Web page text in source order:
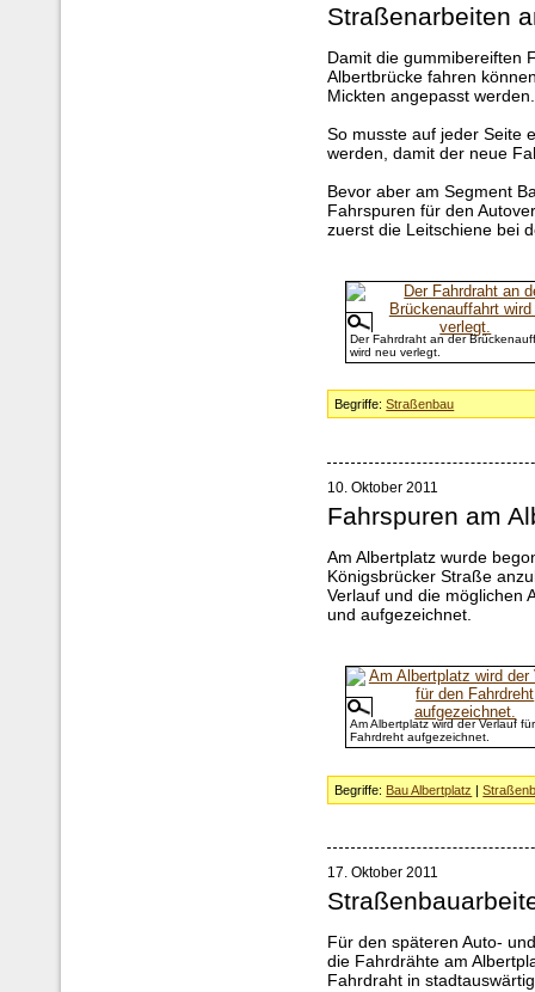
Straßenarbeiten
Damit die gummibereiften
Albertbrücke fahren
Mickten angepasst werden.
So musste auf jeder Seite
werden, damit der neue
Bevor aber am Segment
Fahrspuren für den
zuerst die Leitschiene bei
Der Fahrdraht an der
wird neu verlegt.
Begriffe:Straßenbau
10. Oktober 2011
Fahrspuren am
Am Albertplatz wurde
Königsbrücker Straße
Verlauf und die möglichen
und aufgezeichnet.
Am Albertplatz wird der Verlauf
Fahrdreht aufgezeichnet.
Begriffe: Bau Albertplatz |
17. Oktober 2011
Für den späteren Auto-
die Fahrdrähte am
Fahrdraht in